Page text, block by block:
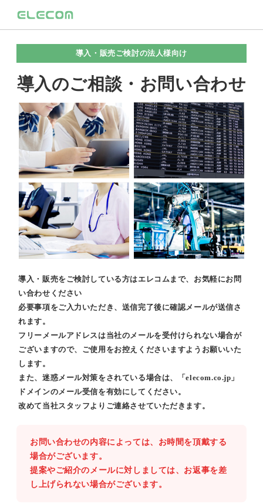
導入・販売ご検討の法人様向け
導入のご相談・お問い合わせ
導入・販売をご検討している方はエレコムまで、お気軽にお問
い合わせください
必要事項をご入力いただき、送信完了後に確認メールが送信さ
れます。
フリーメールアドレスは当社のメールを受付けられない場合が
ございますので、ご使用をお控えくださいますようお願いいた
します。
また、迷惑メール対策をされている場合は、「elecom.co.jp」
ドメインのメール受信を有効にしてください。
改めて当社スタッフよりご連絡させていただきます。
お問い合わせの内容によっては、お時間を頂戴する
場合がございます。
提案やご紹介のメールに対しましては、お返事を差
し上げられない場合がございます。